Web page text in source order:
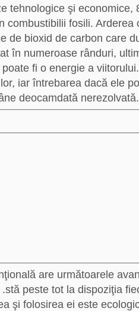
tehnologice şi economice,
combustibilii fosili. Arderea
de bioxid de carbon care
în numeroase rânduri,
fi o energie a
iar întrebarea dacă ele
deocamdată nerezolvată.
are următoarele
peste tot la dispoziţia
şi folosirea ei este